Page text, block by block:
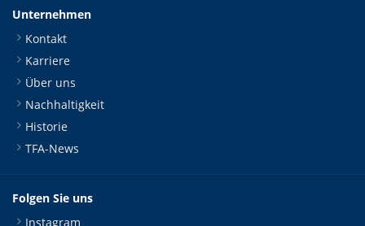
Unternehmen
Kontakt
Karriere
Über uns
Nachhaltigkeit
Historie
TFA-News
Folgen Sie uns
Instagram